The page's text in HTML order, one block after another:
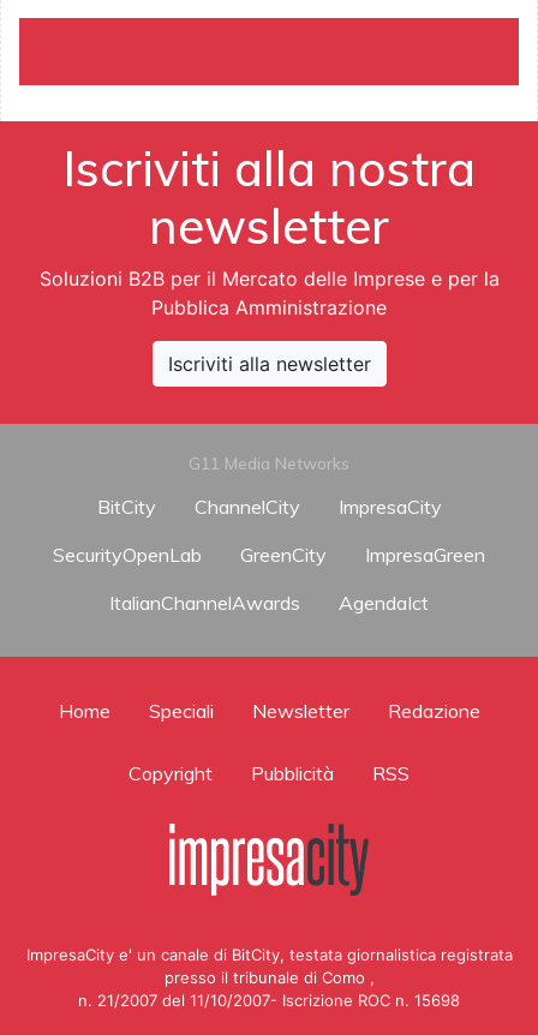
Iscriviti alla nostra
newsletter
Soluzioni B2B per il Mercato delle Imprese e per la
Pubblica Amministrazione
Iscriviti alla newsletter
G11 Media Networks
BitCity ChannelCity
ImpresaCity
SecurityOpenLab
GreenCity
ImpresaGreen
ItalianChannelAwards
AgendaIct
Home Speciali Newsletter Redazione
Copyright Pubblicità RSS
ImpresaCity e' un canale di BitCity, testata giornalistica registrata
presso il tribunale di Como ,
n. 21/2007 del 11/10/2007- Iscrizione ROC n. 15698